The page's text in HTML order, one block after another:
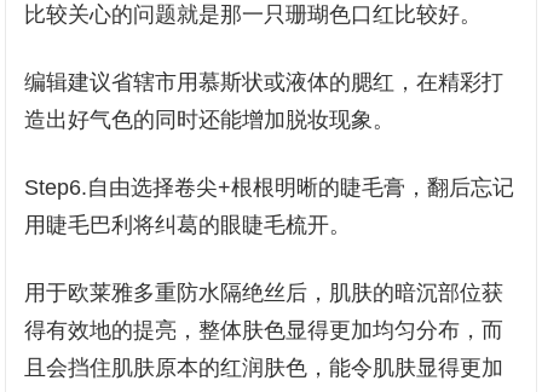
比较关心的问题就是那一只珊瑚色口红比较好。
编辑建议省辖市用慕斯状或液体的腮红，在精彩打
造出好气色的同时还能增加脱妆现象。
Step6.自由选择卷尖+根根明晰的睫毛膏，翻后忘记
用睫毛巴利将纠葛的眼睫毛梳开。
用于欧莱雅多重防水隔绝丝后，肌肤的暗沉部位获
得有效地的提亮，整体肤色显得更加均匀分布，而
且会挡住肌肤原本的红润肤色，能令肌肤显得更加